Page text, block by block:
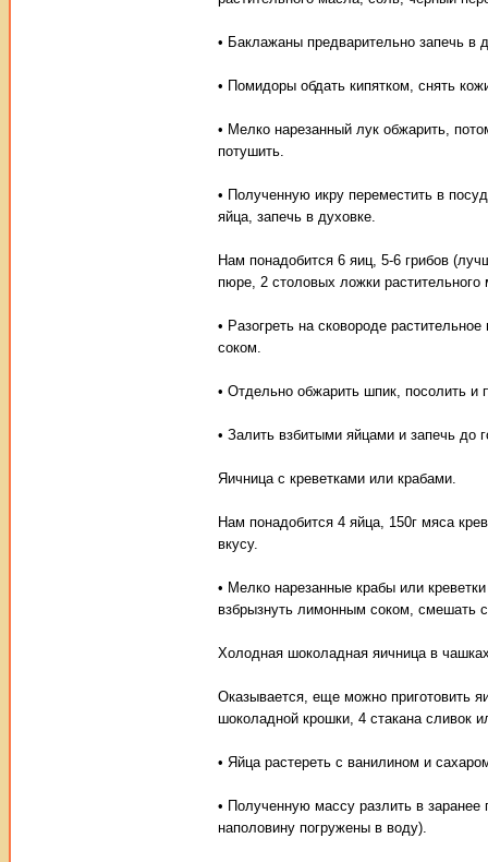
• Баклажаны предварительно запечь в
• Помидоры обдать кипятком, снять
• Мелко нарезанный лук обжарить,
потушить.
• Полученную икру переместить в
яйца, запечь в духовке.
Нам понадобится 6 яиц, 5-6 грибов
пюре, 2 столовых ложки
• Разогреть на сковороде
соком.
• Отдельно обжарить шпик, посолить и
• Залить взбитыми яйцами и запечь до
Яичница с креветками или крабами.
Нам понадобится 4 яйца, 150г мяса
вкусу.
• Мелко нарезанные крабы или
взбрызнуть лимонным соком, смешать
Холодная шоколадная яичница в
Оказывается, еще можно приготовить
шоколадной крошки, 4 стакана сливок
• Яйца растереть с ванилином и
• Полученную массу разлить в
наполовину погружены в воду).